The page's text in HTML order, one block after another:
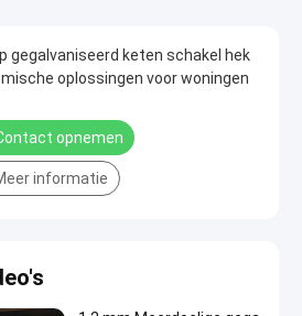
gegalvaniseerd keten schakel hek
oplossingen voor woningen
opnemen
informatie